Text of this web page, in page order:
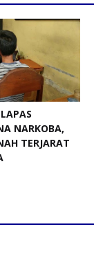
NARKOBA,
TERJARAT